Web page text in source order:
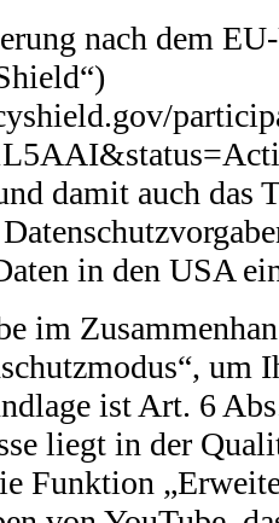
nach dem
damit auch das
in den USA
im
um
ist Art. 6
liegt in der
Funktion